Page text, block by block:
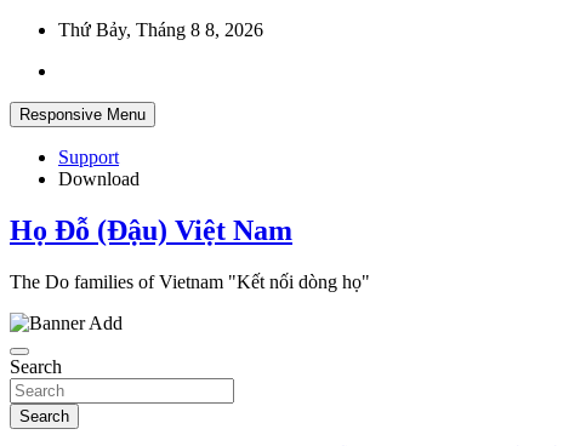
Skip
content
Thứ Bảy, Tháng 8 8, 2026
Responsive Menu
Support
Download
Họ Đỗ (Đậu) Việt Nam
The Do families of Vietnam "Kết nối dòng họ"
Search
Search